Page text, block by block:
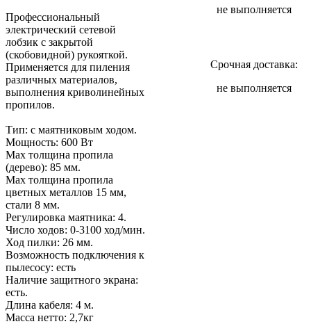
не выполняется
Срочная доставка:
не выполняется
Профессиональный
электрический сетевой
лобзик с закрытой
(скобовидной) рукояткой.
Применяется для пиления
различных материалов,
выполнения криволинейных
пропилов.
Тип: с маятниковым ходом.
Мощность: 600 Вт
Мах толщина пропила
(дерево): 85 мм.
Мах толщина пропила
цветных металлов 15 мм,
стали 8 мм.
Регулировка маятника: 4.
Число ходов: 0-3100 ход/мин.
Ход пилки: 26 мм.
Возможность подключения к
пылесосу: есть
Наличие защитного экрана:
есть.
Длина кабеля: 4 м.
Масса нетто: 2,7кг